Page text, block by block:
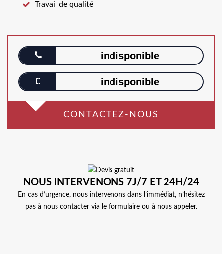
Travail de qualité
indisponible
indisponible
CONTACTEZ-NOUS
NOUS INTERVENONS 7J/7 ET 24H/24
En cas d’urgence, nous intervenons dans l’immédiat, n’hésitez
pas à nous contacter via le formulaire ou à nous appeler.